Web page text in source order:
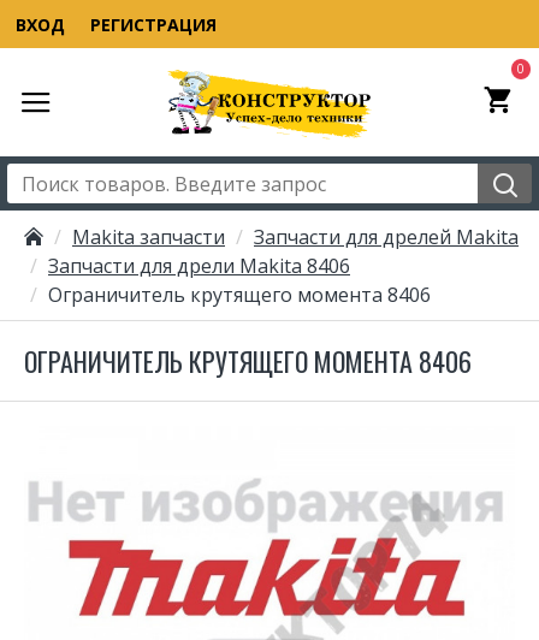
ВХОД РЕГИСТРАЦИЯ
0
Makita запчасти
Запчасти для дрелей Makita
Запчасти для дрели Makita 8406
Ограничитель крутящего момента 8406
ОГРАНИЧИТЕЛЬ КРУТЯЩЕГО МОМЕНТА 8406